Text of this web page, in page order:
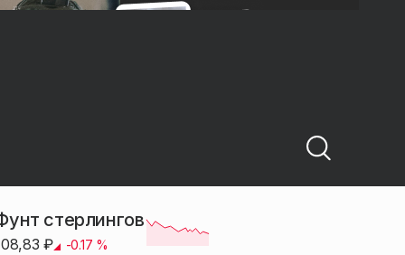
стерлингов
₽ -0.17 %